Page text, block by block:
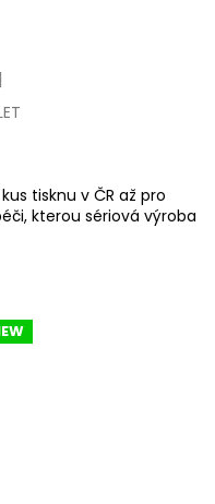
tisknu v ČR až pro
kterou sériová výroba